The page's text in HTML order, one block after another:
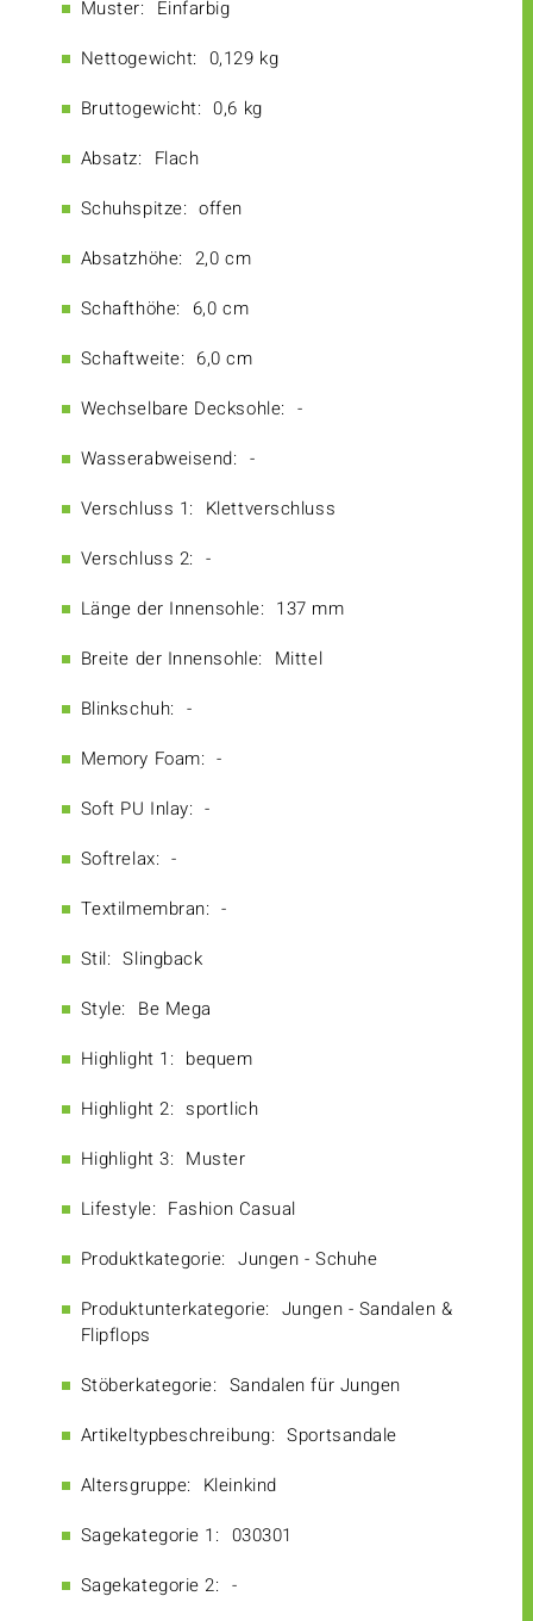
Muster: Einfarbig
Nettogewicht: 0,129 kg
Bruttogewicht: 0,6 kg
Absatz: Flach
Schuhspitze: offen
Absatzhöhe: 2,0 cm
Schafthöhe: 6,0 cm
Schaftweite: 6,0 cm
Wechselbare Decksohle: -
Wasserabweisend: -
Verschluss 1: Klettverschluss
Verschluss 2: -
Länge der Innensohle: 137 mm
Breite der Innensohle: Mittel
Blinkschuh: -
Memory Foam: -
Soft PU Inlay: -
Softrelax: -
Textilmembran: -
Stil: Slingback
Style: Be Mega
Highlight 1: bequem
Highlight 2: sportlich
Highlight 3: Muster
Lifestyle: Fashion Casual
Produktkategorie: Jungen - Schuhe
Produktunterkategorie: Jungen - Sandalen &
Flipflops
Stöberkategorie: Sandalen für Jungen
Artikeltypbeschreibung: Sportsandale
Altersgruppe: Kleinkind
Sagekategorie 1: 030301
Sagekategorie 2: -